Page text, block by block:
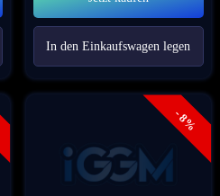
In den Einkaufswagen legen
- 8%